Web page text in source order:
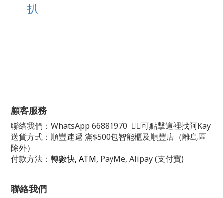
扒
顧客服務
聯絡我們： WhatsApp 66881970 👈🏻可點擊這裡找阿Kay
送貨方式：順豐速遞 滿$500包智能櫃及順豐店（離島區
除外）
付款方法： 轉數快, ATM, PayMe, Alipay (支付寶)
聯絡我們